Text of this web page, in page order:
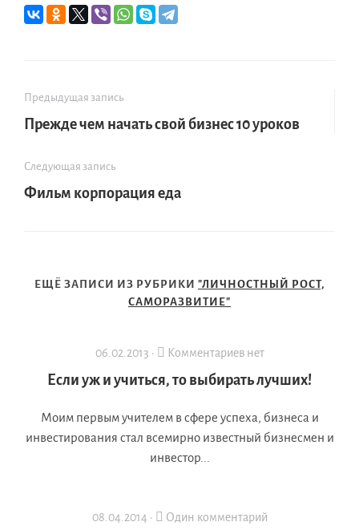
Предыдущая запись
Прежде чем начать свой бизнес 10 уроков
Следующая запись
Фильм корпорация еда
ЕЩЁ ЗАПИСИ ИЗ РУБРИКИ "ЛИЧНОСТНЫЙ РОСТ,
САМОРАЗВИТИЕ"
06.02.2013 · Комментариев нет
Если уж и учиться, то выбирать лучших!
Моим первым учителем в сфере успеха, бизнеса и
инвестирования стал всемирно известный бизнесмен и
инвестор...
08.04.2014 · Один комментарий